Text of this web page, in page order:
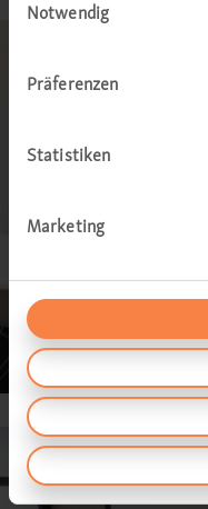
Notwendig
Präferenzen
Statistiken
Marketing